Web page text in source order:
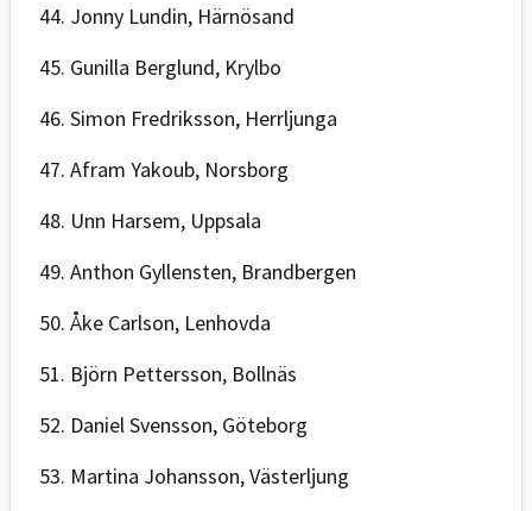
44. Jonny Lundin, Härnösand
45. Gunilla Berglund, Krylbo
46. Simon Fredriksson, Herrljunga
47. Afram Yakoub, Norsborg
48. Unn Harsem, Uppsala
49. Anthon Gyllensten, Brandbergen
50. Åke Carlson, Lenhovda
51. Björn Pettersson, Bollnäs
52. Daniel Svensson, Göteborg
53. Martina Johansson, Västerljung